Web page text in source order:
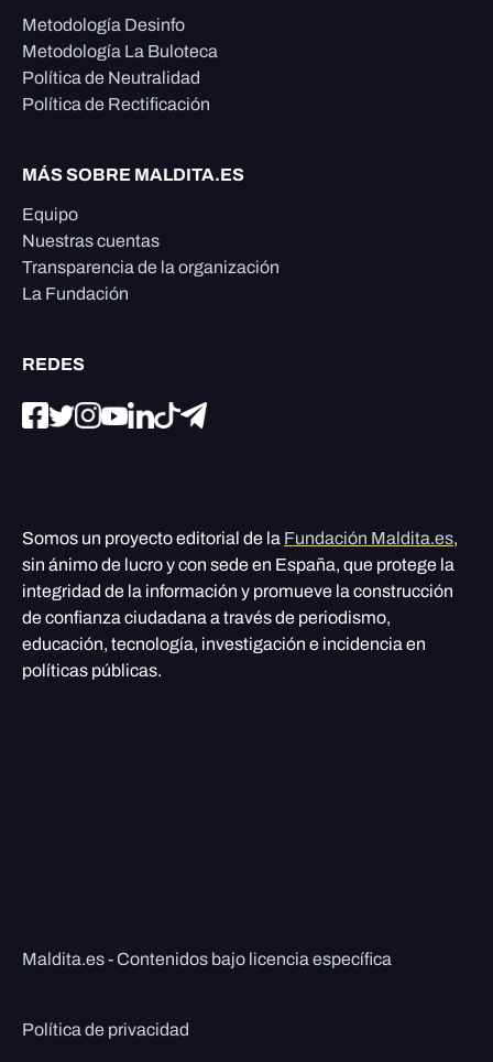
Metodología Desinfo
Metodología La Buloteca
Política de Neutralidad
Política de Rectificación
MÁS SOBRE MALDITA.ES
Equipo
Nuestras cuentas
Transparencia de la organización
La Fundación
REDES
Somos un proyecto editorial de la Fundación Maldita.es,
sin ánimo de lucro y con sede en España, que protege la
integridad de la información y promueve la construcción
de confianza ciudadana a través de periodismo,
educación, tecnología, investigación e incidencia en
políticas públicas.
Maldita.es - Contenidos bajo licencia específica
Política de privacidad